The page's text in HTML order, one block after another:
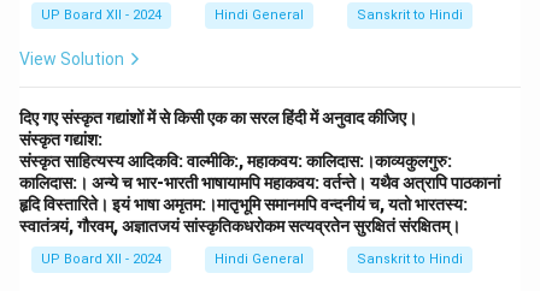
UP Board XII - 2024 Hindi General Sanskrit to Hindi
View Solution
दिए गए संस्कृत गद्यांशों में से किसी एक का सरल हिंदी में अनुवाद कीजिए।
संस्कृत गद्यांश:
संस्कृत साहित्यस्य आदिकवि: वाल्मीकि:, महाकवय: कालिदास:।काव्यकुलगुरु:
कालिदास:। अन्ये च भार-भारती भाषायामपि महाकवय: वर्तन्ते। यथैव अत्रापि पाठकानां
हृदि विस्तारिते। इयं भाषा अमृतम:।मातृभूमि समानमपि वन्दनीयं च, यतो भारतस्य:
स्वातंत्र्यं, गौरवम्, अज्ञातजयं सांस्कृतिकधरोकम सत्यव्रतेन सुरक्षितं संरक्षितम्।
UP Board XII - 2024 Hindi General Sanskrit to Hindi